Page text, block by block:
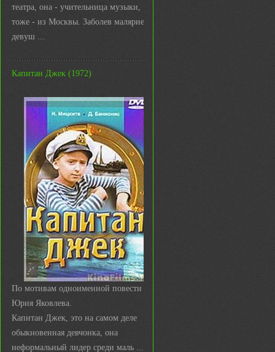
театра, она - учительница музыки,
тоже - из Москвы. Заболев малярией,
девуш ...
Капитан Джек (1972)
По мотивам одноименной повести
Юрия Яковлева.
Капитан Джек, это на самом деле
обыкновенная девчонка, она
неформальный лидер среди маль ...